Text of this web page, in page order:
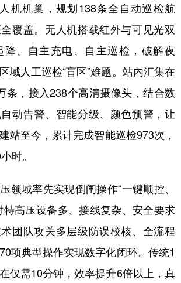
机机巢，规划138条全自动巡检航
覆盖。无人机搭载红外与可见光双
降、自主充电、自主巡检，破解夜
域人工巡检“盲区”难题。站内汇集在
条，接入238个高清摄像头，结合数
动告警、智能分级、颜色预警，让
站至今，累计完成智能巡检973次，
时。
域率先实现倒闸操作“一键顺控、
特高压设备多、接线复杂、安全要求
团队攻关多层级防误校核、全流程
项典型操作实现数字化闭环。传统1
仅需10分钟，效率提升6倍以上，真